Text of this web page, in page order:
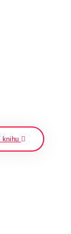
knihu